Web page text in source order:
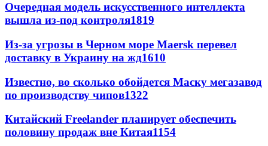
Очередная модель искусственного интеллекта
вышла из-под контроля1819
Из-за угрозы в Черном море Maersk перевел
доставку в Украину на жд1610
Известно, во сколько обойдется Маску мегазавод
по производству чипов1322
Китайский Freelander планирует обеспечить
половину продаж вне Китая1154